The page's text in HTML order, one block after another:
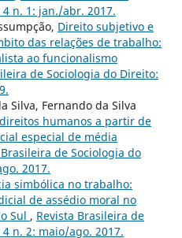
n. 1: jan./abr. 2017.
Direito subjetivo e
das relações de trabalho:
ao funcionalismo
de Sociologia do Direito:
Silva, Fernando da Silva
humanos a partir de
especial de média
de Sociologia do
2017.
simbólica no trabalho:
de assédio moral no
Sul , Revista Brasileira de
n. 2: maio/ago. 2017.